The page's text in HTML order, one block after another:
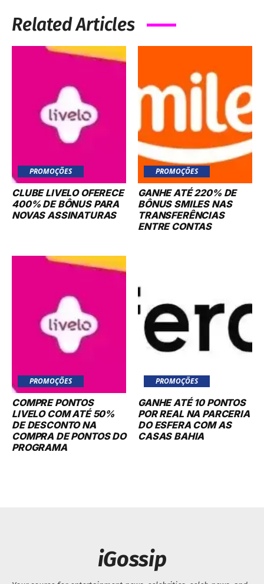
Related Articles
PROMOÇÕES
CLUBE LIVELO OFERECE
400% DE BÔNUS PARA
NOVAS ASSINATURAS
PROMOÇÕES
GANHE ATÉ 220% DE
BÔNUS SMILES NAS
TRANSFERÊNCIAS
ENTRE CONTAS
PROMOÇÕES
COMPRE PONTOS
LIVELO COM ATÉ 50%
DE DESCONTO NA
COMPRA DE PONTOS DO
PROGRAMA
PROMOÇÕES
GANHE ATÉ 10 PONTOS
POR REAL NA PARCERIA
DO ESFERA COM AS
CASAS BAHIA
iGossip